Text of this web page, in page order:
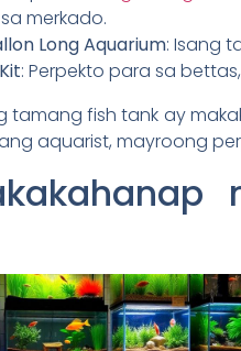
sa merkado.
Long Aquarium: Isang
: Perpekto para sa
tamang fish tank ay
aquarist, mayroong